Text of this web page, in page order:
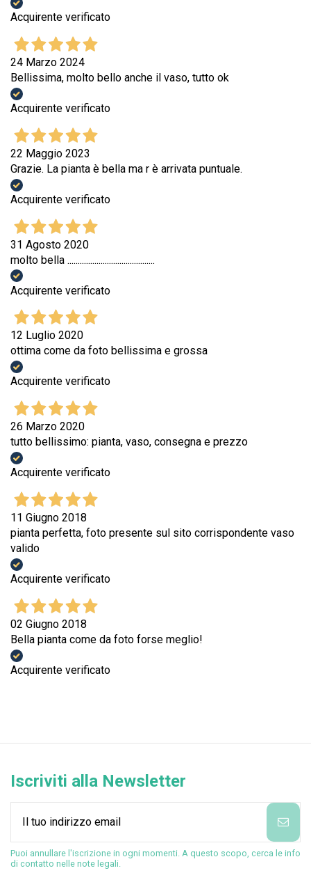
Acquirente verificato
24 Marzo 2024
Bellissima, molto bello anche il vaso, tutto ok
Acquirente verificato
22 Maggio 2023
Grazie. La pianta è bella ma r è arrivata puntuale.
Acquirente verificato
31 Agosto 2020
molto bella ..........................................
Acquirente verificato
12 Luglio 2020
ottima come da foto bellissima e grossa
Acquirente verificato
26 Marzo 2020
tutto bellissimo: pianta, vaso, consegna e prezzo
Acquirente verificato
11 Giugno 2018
pianta perfetta, foto presente sul sito corrispondente vaso
valido
Acquirente verificato
02 Giugno 2018
Bella pianta come da foto forse meglio!
Acquirente verificato
Iscriviti alla Newsletter
Puoi annullare l'iscrizione in ogni momenti. A questo scopo, cerca le info
di contatto nelle note legali.